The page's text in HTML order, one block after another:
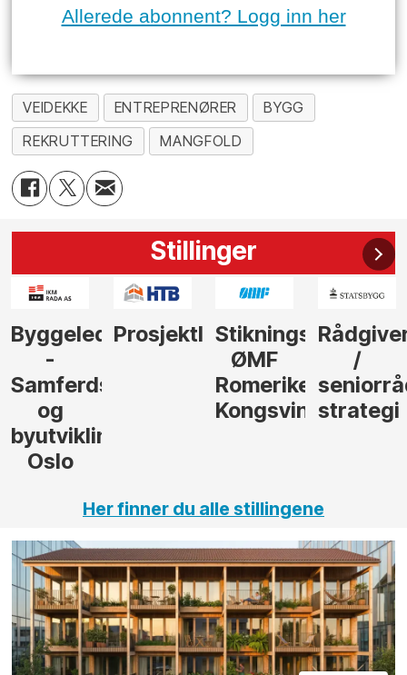
Allerede abonnent? Logg inn her
VEIDEKKE ENTREPRENØRER
BYGG
REKRUTTERING
MANGFOLD
Stillinger
ProsjektlederStikningsingeniør
Kongsvinger
Rådgiver
/
seniorrådgiver
strategi
til
i Gulen
Her finner du alle stillingene